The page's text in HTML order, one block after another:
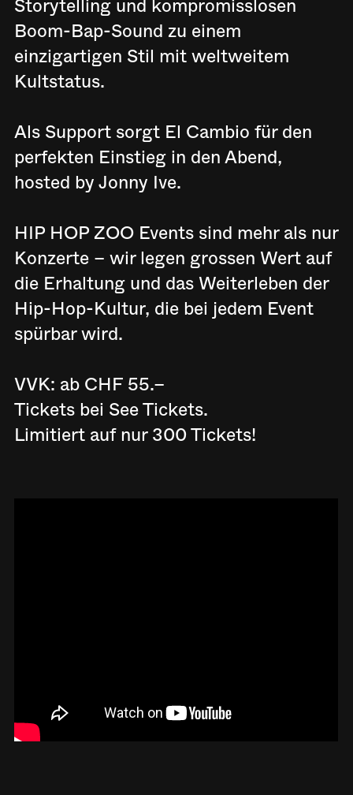
Storytelling und kompromisslosen
Boom-Bap-Sound zu einem
einzigartigen Stil mit weltweitem
Kultstatus.
Als Support sorgt El Cambio für den
perfekten Einstieg in den Abend,
hosted by Jonny Ive.
HIP HOP ZOO Events sind mehr als nur
Konzerte – wir legen grossen Wert auf
die Erhaltung und das Weiterleben der
Hip-Hop-Kultur, die bei jedem Event
spürbar wird.
VVK: ab CHF 55.–
Tickets bei See Tickets.
Limitiert auf nur 300 Tickets!